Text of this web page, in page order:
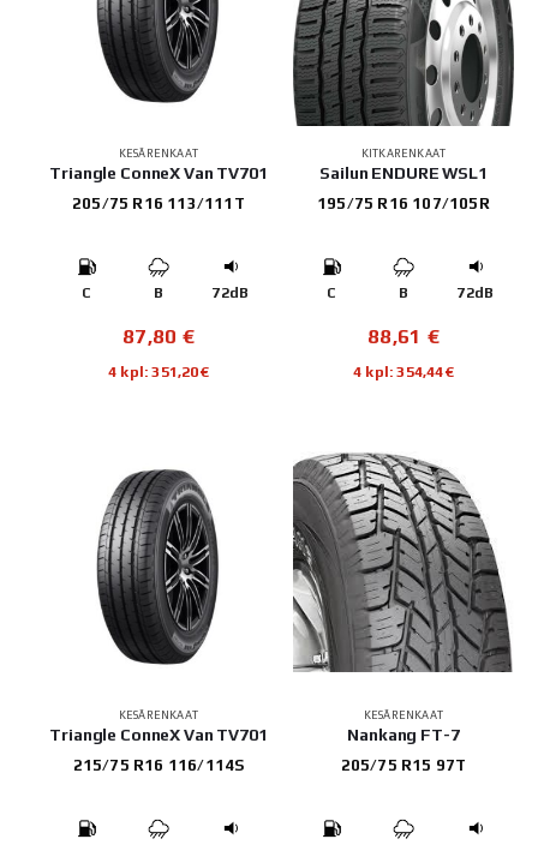
KESÄRENKAAT
Triangle ConneX Van TV701
205/75 R16 113/111T
C B 72dB
87,80 €
4 kpl: 351,20€
KITKARENKAAT
Sailun ENDURE WSL1
195/75 R16 107/105R
C B 72dB
88,61 €
4 kpl: 354,44€
KESÄRENKAAT
Triangle ConneX Van TV701
215/75 R16 116/114S
KESÄRENKAAT
Nankang FT-7
205/75 R15 97T